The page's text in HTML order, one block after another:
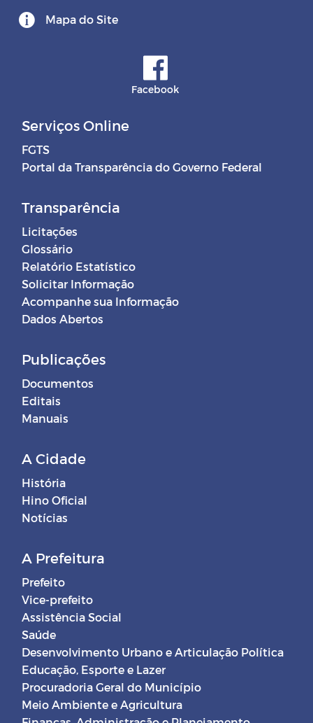
Mapa do Site
Facebook
Serviços Online
FGTS
Portal da Transparência do Governo Federal
Transparência
Licitações
Glossário
Relatório Estatístico
Solicitar Informação
Acompanhe sua Informação
Dados Abertos
Publicações
Documentos
Editais
Manuais
A Cidade
História
Hino Oficial
Notícias
A Prefeitura
Prefeito
Vice-prefeito
Assistência Social
Saúde
Desenvolvimento Urbano e Articulação Política
Educação, Esporte e Lazer
Procuradoria Geral do Município
Meio Ambiente e Agricultura